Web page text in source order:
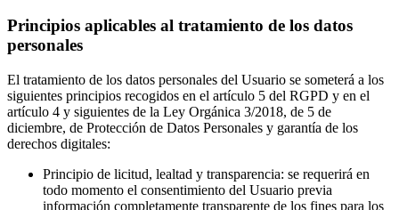
Principios aplicables al tratamiento de los datos
personales
El tratamiento de los datos personales del Usuario se someterá a los
siguientes principios recogidos en el artículo 5 del RGPD y en el
artículo 4 y siguientes de la Ley Orgánica 3/2018, de 5 de
diciembre, de Protección de Datos Personales y garantía de los
derechos digitales:
Principio de licitud, lealtad y transparencia: se requerirá en
todo momento el consentimiento del Usuario previa
información completamente transparente de los fines para los